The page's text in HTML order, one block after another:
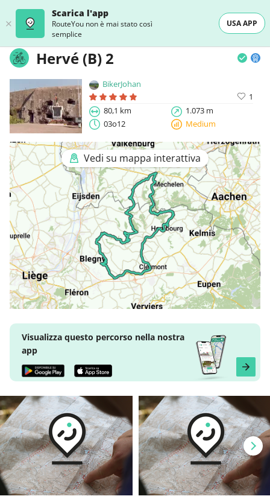
Scarica l'app
RouteYou non è mai stato così
semplice
USA APP
Hervé (B) 2
BikerJohan
1
80,1 km
1.073 m
03o12
Medium
Vedi su mappa interattiva
Visualizza questo percorso nella nostra
app